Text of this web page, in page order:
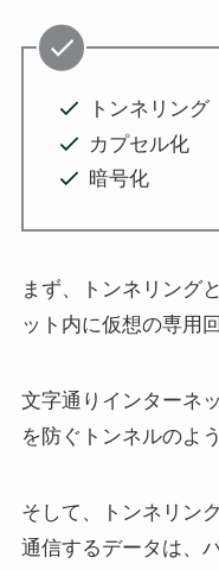
トンネリング
カプセル化
暗号化
まず、トンネリング
ット内に仮想の専用
文字通りインターネ
を防ぐトンネルのよ
そして、トンネリン
通信するデータは、